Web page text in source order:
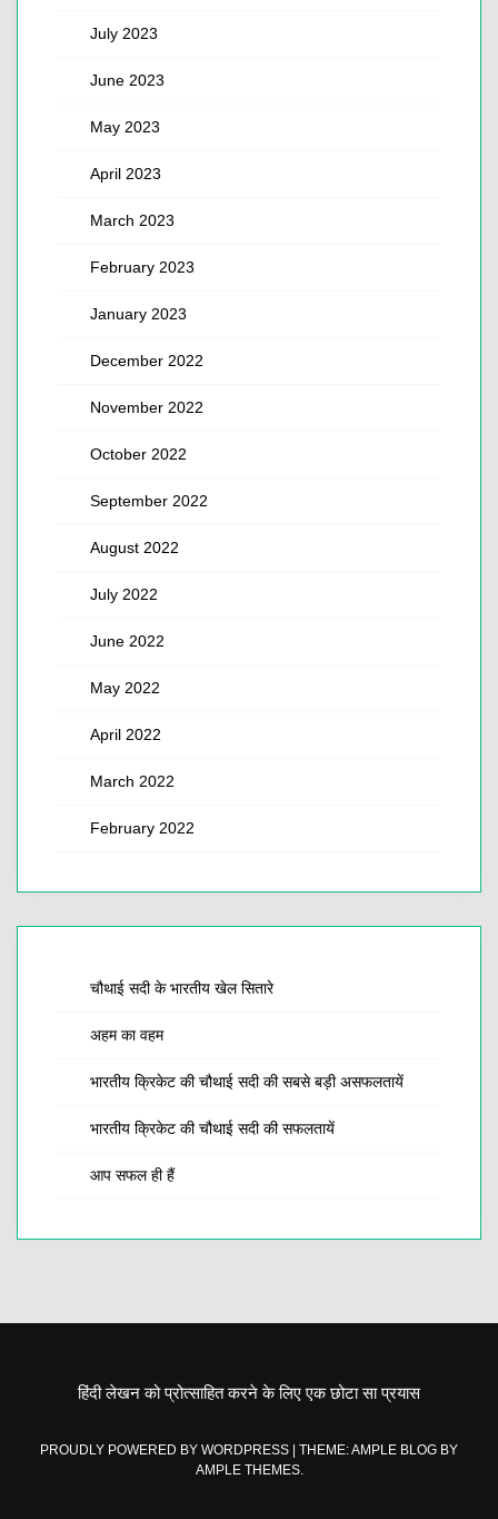
July 2023
June 2023
May 2023
April 2023
March 2023
February 2023
January 2023
December 2022
November 2022
October 2022
September 2022
August 2022
July 2022
June 2022
May 2022
April 2022
March 2022
February 2022
चौथाई सदी के भारतीय खेल सितारे
अहम का वहम
भारतीय क्रिकेट की चौथाई सदी की सबसे बड़ी असफलतायें
भारतीय क्रिकेट की चौथाई सदी की सफलतायें
आप सफल ही हैं
हिंदी लेखन को प्रोत्साहित करने के लिए एक छोटा सा प्रयास
PROUDLY POWERED BY WORDPRESS
THEME: AMPLE BLOG BY
AMPLE THEMES.